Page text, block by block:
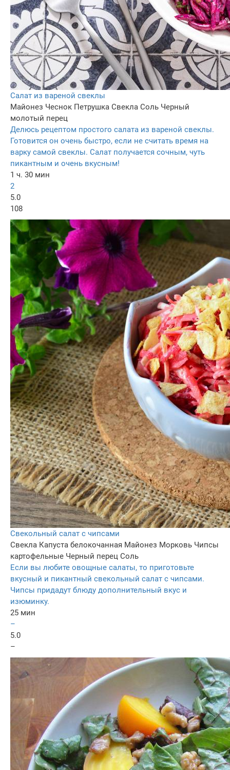
Салат из вареной свеклы
Майонез Чеснок Петрушка Свекла Соль Черный
молотый перец
Делюсь рецептом простого салата из вареной свеклы.
Готовится он очень быстро, если не считать время на
варку самой свеклы. Салат получается сочным, чуть
пикантным и очень вкусным!
1 ч. 30 мин
2
5.0
108
Свекольный салат с чипсами
Свекла Капуста белокочанная Майонез Морковь Чипсы
картофельные Черный перец Соль
Если вы любите овощные салаты, то приготовьте
вкусный и пикантный свекольный салат с чипсами.
Чипсы придадут блюду дополнительный вкус и
изюминку.
25 мин
–
5.0
–